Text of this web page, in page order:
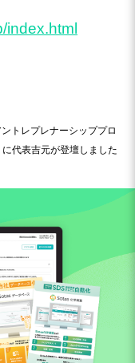
index.html
トレプレナーシッププロ
代表吉元が登壇しました